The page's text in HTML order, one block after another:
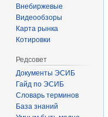
Внебиржевые
Видеообзоры
Карта рынка
Котировки
Редсовет
Документы ЭСИБ
Гайд по ЭСИБ
Словарь терминов
База знаний